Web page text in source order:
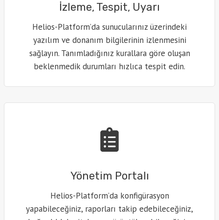
İzleme, Tespit, Uyarı
Helios-Platform’da sunucularınız üzerindeki
yazılım ve donanım bilgilerinin izlenmesini
sağlayın. Tanımladığınız kurallara göre oluşan
beklenmedik durumları hızlıca tespit edin.
Yönetim Portalı
Helios-Platform’da konfigürasyon
yapabileceğiniz, raporları takip edebileceğiniz,